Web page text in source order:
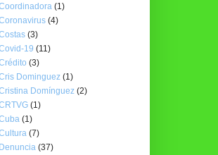
(1)
(4)
(3)
19 (11)
(3)
Dominguez (1)
Domínguez (2)
(1)
(1)
(7)
Denuncia (37)